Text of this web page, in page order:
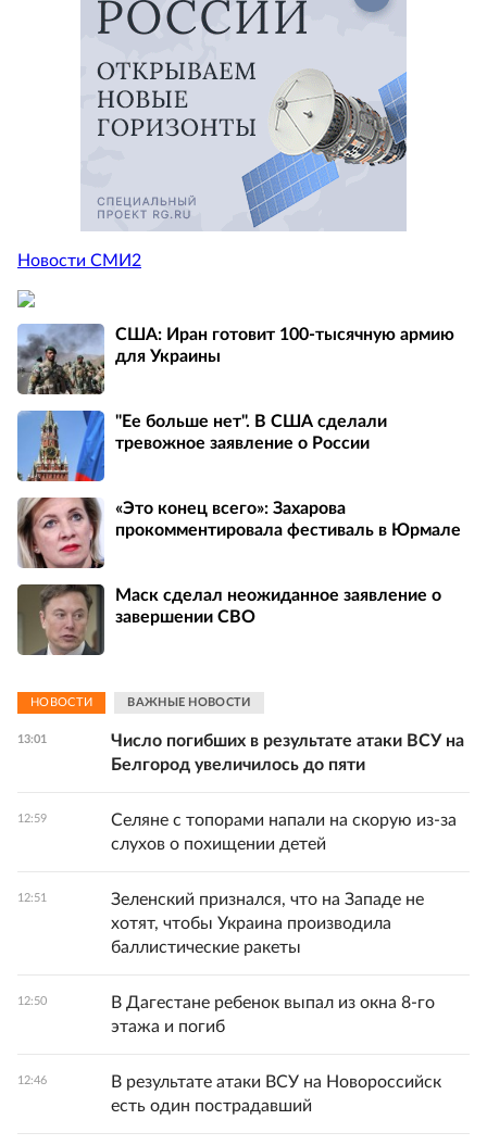
Новости СМИ2
США: Иран готовит 100-тысячную армию
для Украины
"Ее больше нет". В США сделали
тревожное заявление о России
«Это конец всего»: Захарова
прокомментировала фестиваль в Юрмале
Маск сделал неожиданное заявление о
завершении СВО
НОВОСТИ ВАЖНЫЕ НОВОСТИ
13:01
Число погибших в результате атаки ВСУ на
Белгород увеличилось до пяти
12:59
Селяне с топорами напали на скорую из-за
слухов о похищении детей
12:51
Зеленский признался, что на Западе не
хотят, чтобы Украина производила
баллистические ракеты
12:50
В Дагестане ребенок выпал из окна 8-го
этажа и погиб
12:46
В результате атаки ВСУ на Новороссийск
есть один пострадавший